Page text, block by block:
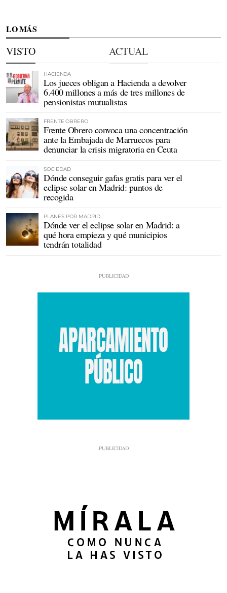
LO MÁS
VISTO ACTUAL
HACIENDA
Los jueces obligan a Hacienda a devolver
6.400 millones a más de tres millones de
pensionistas mutualistas
FRENTE OBRERO
Frente Obrero convoca una concentración
ante la Embajada de Marruecos para
denunciar la crisis migratoria en Ceuta
SOCIEDAD
Dónde conseguir gafas gratis para ver el
eclipse solar en Madrid: puntos de
recogida
PLANES POR MADRID
Dónde ver el eclipse solar en Madrid: a
qué hora empieza y qué municipios
tendrán totalidad